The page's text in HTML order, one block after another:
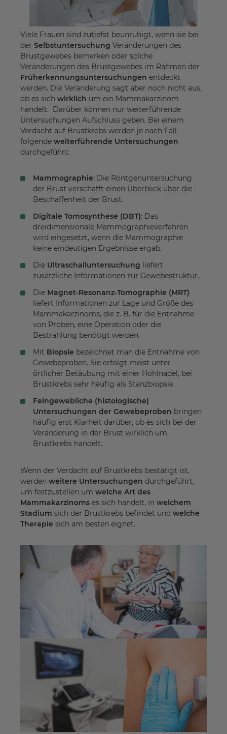
Viele Frauen sind zutiefst beunruhigt, wenn sie bei
der Selbstuntersuchung Veränderungen des
Brustgewebes bemerken oder solche
Veränderungen des Brustgewebes im Rahmen der
Früherkennungsuntersuchungen entdeckt
werden. Die Veränderung sagt aber noch nicht aus,
ob es sich wirklich um ein Mammakarzinom
handelt. Darüber können nur weiterführende
Untersuchungen Aufschluss geben. Bei einem
Verdacht auf Brustkrebs werden je nach Fall
folgende weiterführende Untersuchungen
durchgeführt:
Mammographie: Die Röntgenuntersuchung
der Brust verschafft einen Überblick über die
Beschaffenheit der Brust.
Digitale Tomosynthese (DBT): Das
dreidimensionale Mammographieverfahren
wird eingesetzt, wenn die Mammographie
keine eindeutigen Ergebnisse ergab.
Die Ultraschalluntersuchung liefert
zusätzliche Informationen zur Gewebestruktur.
Die Magnet-Resonanz-Tomographie (MRT)
liefert Informationen zur Lage und Größe des
Mammakarzinoms, die z. B. für die Entnahme
von Proben, eine Operation oder die
Bestrahlung benötigt werden.
Mit Biopsie bezeichnet man die Entnahme von
Gewebeproben. Sie erfolgt meist unter
örtlicher Betäubung mit einer Hohlnadel, bei
Brustkrebs sehr häufig als Stanzbiopsie.
Feingewebliche (histologische)
Untersuchungen der Gewebeproben bringen
häufig erst Klarheit darüber, ob es sich bei der
Veränderung in der Brust wirklich um
Brustkrebs handelt.
Wenn der Verdacht auf Brustkrebs bestätigt ist,
werden weitere Untersuchungen durchgeführt,
um festzustellen um welche Art des
Mammakarzinoms es sich handelt, in welchem
Stadium sich der Brustkrebs befindet und welche
Therapie sich am besten eignet.